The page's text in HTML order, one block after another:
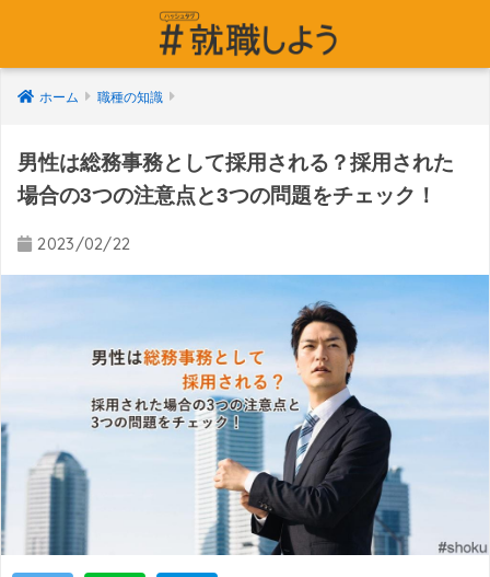
ホーム 職種の知識
男性は総務事務として採用される？採用された
場合の3つの注意点と3つの問題をチェック！
2023/02/22